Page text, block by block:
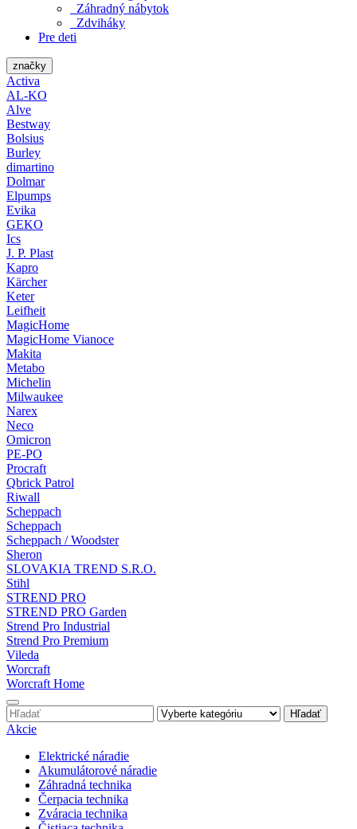
Záhradný nábytok
Zdviháky
Pre deti
značky
Activa
AL-KO
Alve
Bestway
Bolsius
Burley
dimartino
Dolmar
Elpumps
Evika
GEKO
Ics
J. P. Plast
Kapro
Kärcher
Keter
Leifheit
MagicHome
MagicHome Vianoce
Makita
Metabo
Michelin
Milwaukee
Narex
Neco
Omicron
PE-PO
Procraft
Qbrick Patrol
Riwall
Scheppach
Scheppach
Scheppach / Woodster
Sheron
SLOVAKIA TREND S.R.O.
Stihl
STREND PRO
STREND PRO Garden
Strend Pro Industrial
Strend Pro Premium
Vileda
Worcraft
Worcraft Home
Hľadať
Akcie
Elektrické náradie
Akumulátorové náradie
Záhradná technika
Čerpacia technika
Zváracia technika